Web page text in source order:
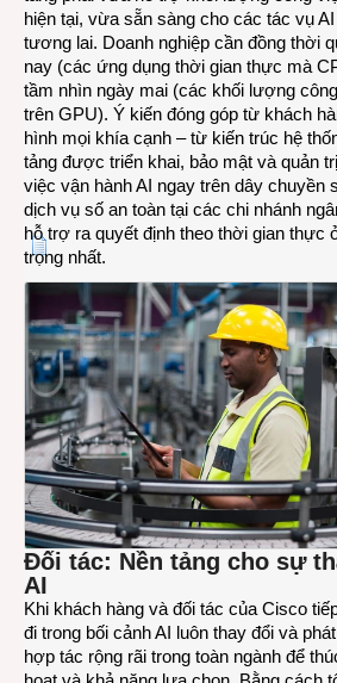
hiện tại, vừa sẵn sàng cho các tác vụ
tương lai. Doanh nghiệp cần đồng thời
nay (các ứng dụng thời gian thực mà
tầm nhìn ngày mai (các khối lượng
trên GPU). Ý kiến đóng góp từ khách
hình mọi khía cạnh – từ kiến trúc hệ
tảng được triển khai, bảo mật và quản
việc vận hành AI ngay trên dây chuyền
dịch vụ số an toàn tại các chi nhánh
hỗ trợ ra quyết định theo thời gian thực
trọng nhất.
Đối tác: Nền tảng cho sự
AI
Khi khách hàng và đối tác của Cisco
đi trong bối cảnh AI luôn thay đổi và
hợp tác rộng rãi trong toàn ngành để